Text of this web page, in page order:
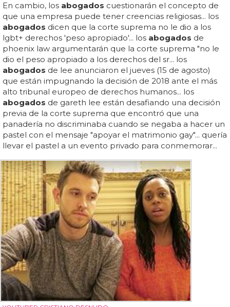
En cambio, los abogados cuestionarán el concepto de
que una empresa puede tener creencias religiosas... los
abogados dicen que la corte suprema no le dio a los
lgbt+ derechos 'peso apropiado'... los abogados de
phoenix law argumentarán que la corte suprema "no le
dio el peso apropiado a los derechos del sr... los
abogados de lee anunciaron el jueves (15 de agosto)
que están impugnando la decisión de 2018 ante el más
alto tribunal europeo de derechos humanos... los
abogados de gareth lee están desafiando una decisión
previa de la corte suprema que encontró que una
panadería no discriminaba cuando se negaba a hacer un
pastel con el mensaje "apoyar el matrimonio gay"... quería
llevar el pastel a un evento privado para conmemorar...